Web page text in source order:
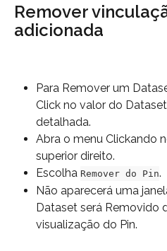
Remover
adicionada
Para Remover um
Click no valor do
detalhada.
Abra o menu Clickando
superior direito.
Escolha Remover do Pin.
Não aparecerá uma
Dataset será Removido
visualização do Pin.